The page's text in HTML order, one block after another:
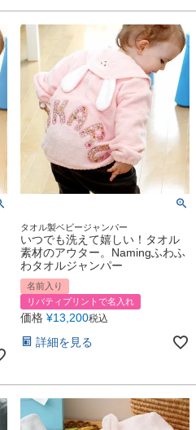
タオル製ベビージャンパー
いつでも洗えて嬉しい！タオル
素材のアウター。Namingふわふ
わタオルジャンパー
名前入り
リバティプリントで名入れ
価格 ¥13,200税込
詳細を見る